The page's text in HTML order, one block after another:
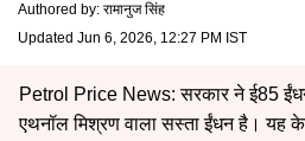
Authored by: रामानुज सिंह
Updated Jun 6, 2026, 12:27 PM IST
Petrol Price News: सरकार ने ई85
एथनॉल मिश्रण वाला सस्ता ईंधन है। यह